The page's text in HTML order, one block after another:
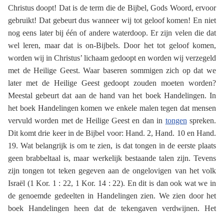
Christus doopt! Dat is de term die de Bijbel, Gods Woord, ervoor
gebruikt! Dat gebeurt dus wanneer wij tot geloof komen! En niet
nog eens later bij één of andere waterdoop. Er zijn velen die dat
wel leren, maar dat is on-Bijbels. Door het tot geloof komen,
worden wij in Christus’ lichaam gedoopt en worden wij verzegeld
met de Heilige Geest. Waar baseren sommigen zich op dat we
later met de Heilige Geest gedoopt zouden moeten worden?
Meestal gebeurt dat aan de hand van het boek Handelingen. In
het boek Handelingen komen we enkele malen tegen dat mensen
vervuld worden met de Heilige Geest en dan in tongen spreken.
Dit komt drie keer in de Bijbel voor: Hand. 2, Hand. 10 en Hand.
19. Wat belangrijk is om te zien, is dat tongen in de eerste plaats
geen brabbeltaal is, maar werkelijk bestaande talen zijn. Tevens
zijn tongen tot teken gegeven aan de ongelovigen van het volk
Israël (1 Kor. 1 : 22, 1 Kor. 14 : 22). En dit is dan ook wat we in
de genoemde gedeelten in Handelingen zien. We zien door het
boek Handelingen heen dat de tekengaven verdwijnen. Het